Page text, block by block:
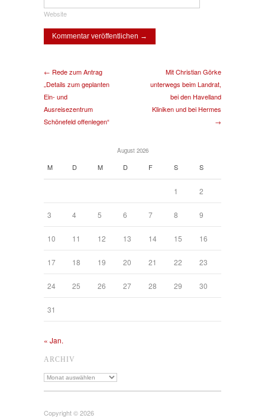
Website
← Rede zum Antrag
„Details zum geplanten
Ein- und
Ausreisezentrum
Schönefeld offenlegen“
Mit Christian Görke
unterwegs beim Landrat,
bei den Havelland
Kliniken und bei Hermes
→
August 2026
M D M D F S S
1 2
3 4 5 6 7 8 9
10 11 12 13 14 15 16
17 18 19 20 21 22 23
24 25 26 27 28 29 30
31
« Jan.
ARCHIV
Archiv
Copyright © 2026